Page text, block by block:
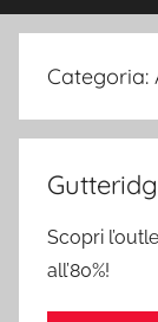
Categoria:
Scopri
all’80%!